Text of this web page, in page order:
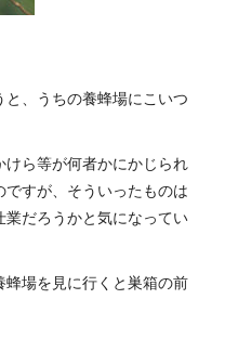
、うちの養蜂場にこいつ
ら等が何者かにかじられ
すが、そういったものは
業だろうかと気になってい
蜂場を見に行くと巣箱の前